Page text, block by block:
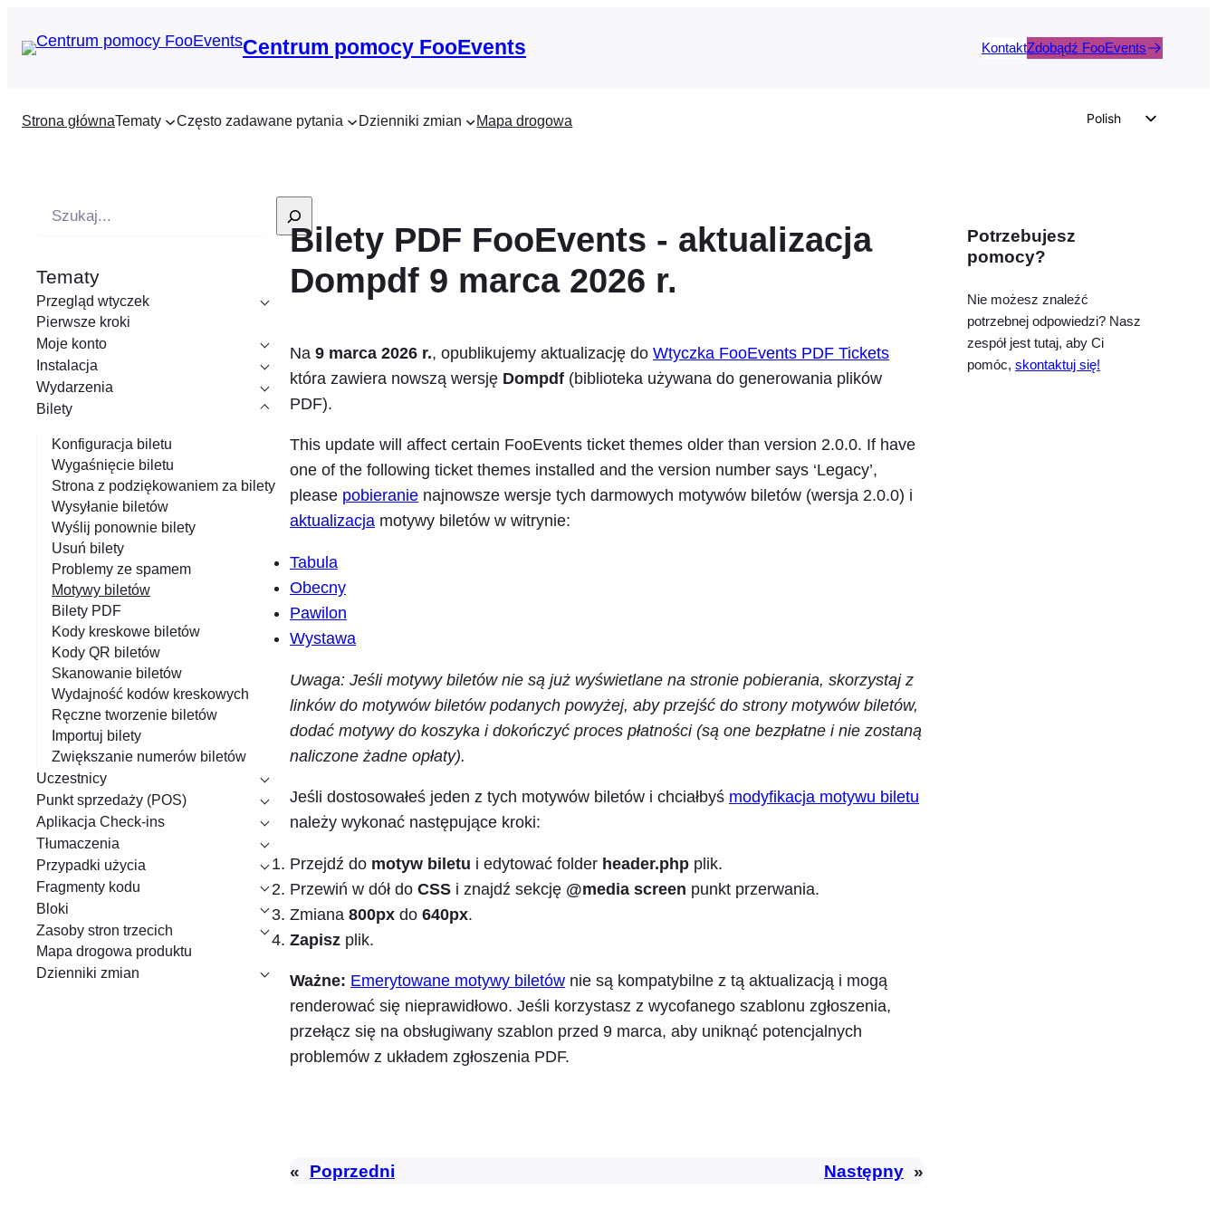
Centrum pomocy FooEvents KontaktZdobądź FooEvents
Strona głównaTematy Często zadawane pytania Dzienniki zmian Mapa drogowa
Polish
Portuguese
French
Czech
z
u
k
i
w
a
Tematy
Przegląd wtyczek
Pierwsze kroki
Moje konto
Instalacja
Wydarzenia
Bilety
Konfiguracja biletu
Wygaśnięcie biletu
Strona z podziękowaniem za bilety
Wysyłanie biletów
Wyślij ponownie bilety
Usuń bilety
Problemy ze spamem
Motywy biletów
Bilety PDF
Kody kreskowe biletów
Kody QR biletów
Skanowanie biletów
Wydajność kodów kreskowych
Ręczne tworzenie biletów
Importuj bilety
Zwiększanie numerów biletów
Uczestnicy
Punkt sprzedaży (POS)
Aplikacja Check-ins
Tłumaczenia
Przypadki użycia
Fragmenty kodu
Bloki
Zasoby stron trzecich
Mapa drogowa produktu
Dzienniki zmian
Bilety PDF FooEvents - aktualizacja
Dompdf 9 marca 2026 r.
Na 9 marca 2026 r., opublikujemy aktualizację do Wtyczka FooEvents PDF Tickets
która zawiera nowszą wersję Dompdf (biblioteka używana do generowania plików
PDF).
This update will affect certain FooEvents ticket themes older than version 2.0.0. If have
one of the following ticket themes installed and the version number says ‘Legacy’,
please pobieranie najnowsze wersje tych darmowych motywów biletów (wersja 2.0.0) i
aktualizacja motywy biletów w witrynie:
Tabula
Obecny
Pawilon
Wystawa
Uwaga: Jeśli motywy biletów nie są już wyświetlane na stronie pobierania, skorzystaj z
linków do motywów biletów podanych powyżej, aby przejść do strony motywów biletów,
dodać motywy do koszyka i dokończyć proces płatności (są one bezpłatne i nie zostaną
naliczone żadne opłaty).
Jeśli dostosowałeś jeden z tych motywów biletów i chciałbyś modyfikacja motywu biletu
należy wykonać następujące kroki:
Przejdź do motyw biletu i edytować folder header.php plik.
Przewiń w dół do CSS i znajdź sekcję @media screen punkt przerwania.
Zmiana 800px do 640px.
Zapisz plik.
Ważne: Emerytowane motywy biletów nie są kompatybilne z tą aktualizacją i mogą
renderować się nieprawidłowo. Jeśli korzystasz z wycofanego szablonu zgłoszenia,
przełącz się na obsługiwany szablon przed 9 marca, aby uniknąć potencjalnych
problemów z układem zgłoszenia PDF.
« Poprzedni Następny »
Potrzebujesz
pomocy?
Nie możesz znaleźć
potrzebnej odpowiedzi? Nasz
zespół jest tutaj, aby Ci
pomóc, skontaktuj się!